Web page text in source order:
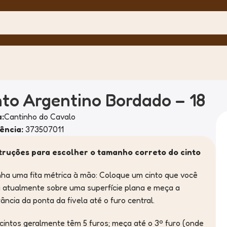
Argentino Bordado – 18
Cantinho do Cavalo
373507011
para escolher o tamanho correto do cinto
uma fita métrica à mão: Coloque um cinto que você
atualmente sobre uma superfície plana e meça a
da ponta da fivela até o furo central.
geralmente têm 5 furos; meça até o 3º furo (onde